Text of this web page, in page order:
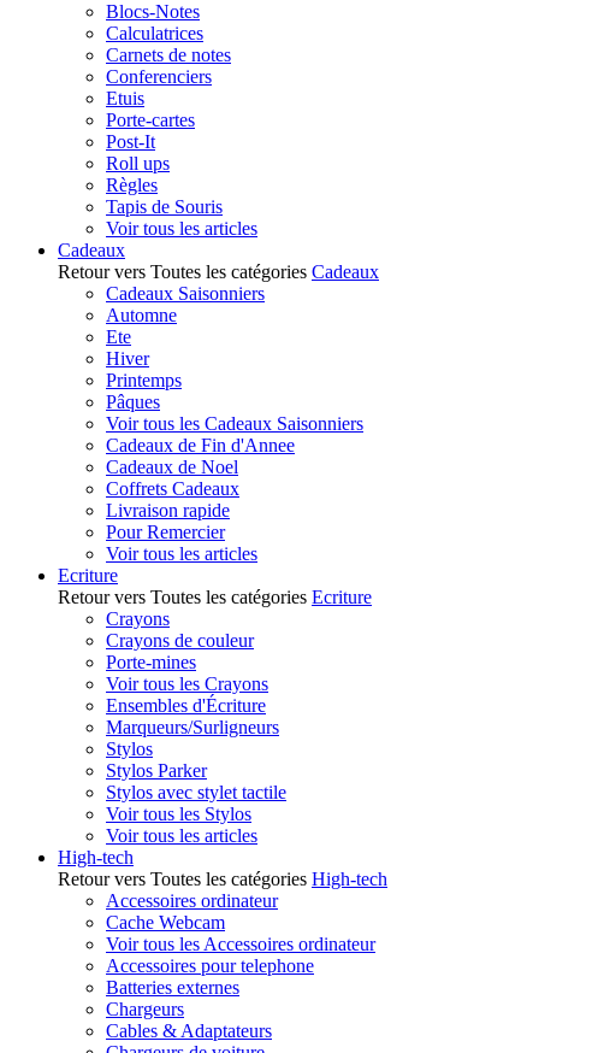
Blocs-Notes
Calculatrices
Carnets de notes
Conferenciers
Etuis
Porte-cartes
Post-It
Roll ups
Règles
Tapis de Souris
Voir tous les articles
Cadeaux
Retour vers Toutes les catégories Cadeaux
Cadeaux Saisonniers
Automne
Ete
Hiver
Printemps
Pâques
Voir tous les Cadeaux Saisonniers
Cadeaux de Fin d'Annee
Cadeaux de Noel
Coffrets Cadeaux
Livraison rapide
Pour Remercier
Voir tous les articles
Ecriture
Retour vers Toutes les catégories Ecriture
Crayons
Crayons de couleur
Porte-mines
Voir tous les Crayons
Ensembles d'Écriture
Marqueurs/Surligneurs
Stylos
Stylos Parker
Stylos avec stylet tactile
Voir tous les Stylos
Voir tous les articles
High-tech
Retour vers Toutes les catégories High-tech
Accessoires ordinateur
Cache Webcam
Voir tous les Accessoires ordinateur
Accessoires pour telephone
Batteries externes
Chargeurs
Cables & Adaptateurs